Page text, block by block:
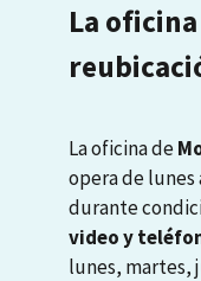
La
La oficina de
opera de lunes
durante
video y
lunes, martes,